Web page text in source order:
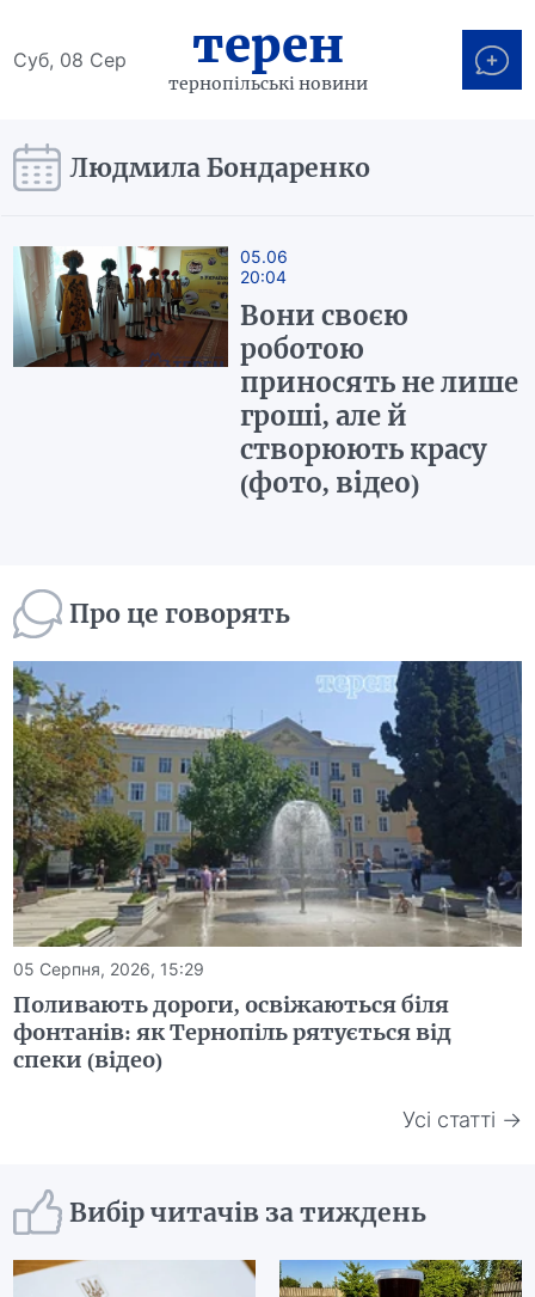
Суб, 08 Сер терен
тернопільські новини
Людмила Бондаренко
05.06
20:04
Вони своєю
роботою
приносять не лише
гроші, але й
створюють красу
(фото, відео)
Про це говорять
05 Серпня, 2026, 15:29
Поливають дороги, освіжаються біля
фонтанів: як Тернопіль рятується від
спеки (відео)
Усі статті →
Вибір читачів за тиждень